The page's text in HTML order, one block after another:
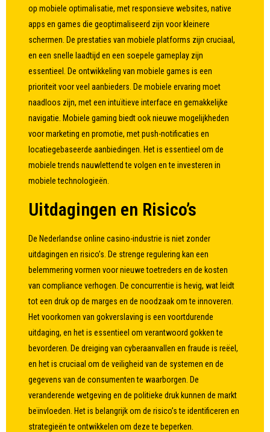
op mobiele optimalisatie, met responsieve websites, native
apps en games die geoptimaliseerd zijn voor kleinere
schermen. De prestaties van mobiele platforms zijn cruciaal,
en een snelle laadtijd en een soepele gameplay zijn
essentieel. De ontwikkeling van mobiele games is een
prioriteit voor veel aanbieders. De mobiele ervaring moet
naadloos zijn, met een intuïtieve interface en gemakkelijke
navigatie. Mobiele gaming biedt ook nieuwe mogelijkheden
voor marketing en promotie, met push-notificaties en
locatiegebaseerde aanbiedingen. Het is essentieel om de
mobiele trends nauwlettend te volgen en te investeren in
mobiele technologieën.
Uitdagingen en Risico’s
De Nederlandse online casino-industrie is niet zonder
uitdagingen en risico’s. De strenge regulering kan een
belemmering vormen voor nieuwe toetreders en de kosten
van compliance verhogen. De concurrentie is hevig, wat leidt
tot een druk op de marges en de noodzaak om te innoveren.
Het voorkomen van gokverslaving is een voortdurende
uitdaging, en het is essentieel om verantwoord gokken te
bevorderen. De dreiging van cyberaanvallen en fraude is reëel,
en het is cruciaal om de veiligheid van de systemen en de
gegevens van de consumenten te waarborgen. De
veranderende wetgeving en de politieke druk kunnen de markt
beïnvloeden. Het is belangrijk om de risico’s te identificeren en
strategieën te ontwikkelen om deze te beperken.